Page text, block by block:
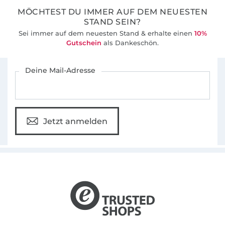
MÖCHTEST DU IMMER AUF DEM NEUESTEN
STAND SEIN?
Sei immer auf dem neuesten Stand & erhalte einen 10%
Gutschein als Dankeschön.
Deine Mail-Adresse
Jetzt anmelden